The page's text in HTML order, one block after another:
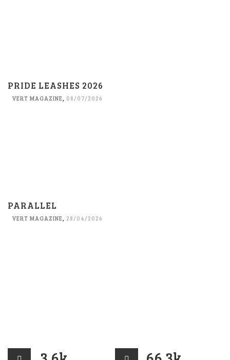
PRIDE LEASHES 2026
VERT MAGAZINE, 08/07/2026
PARALLEL
VERT MAGAZINE, 28/04/2026